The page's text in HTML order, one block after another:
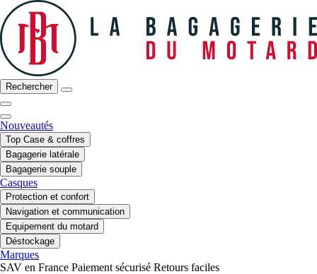
Rechercher
Nouveautés
Top Case & coffres
Bagagerie latérale
Bagagerie souple
Casques
Protection et confort
Navigation et communication
Equipement du motard
Déstockage
Marques
SAV en France Paiement sécurisé Retours faciles